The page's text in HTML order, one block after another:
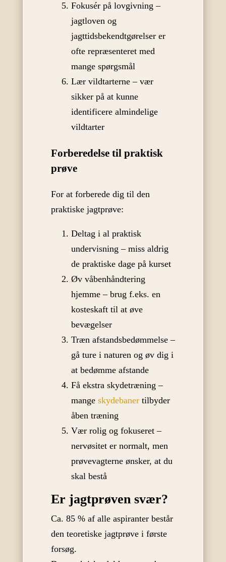
Fokusér på lovgivning –
jagtloven og
jagttidsbekendtgørelser er
ofte repræsenteret med
mange spørgsmål
Lær vildtarterne – vær
sikker på at kunne
identificere almindelige
vildtarter
Forberedelse til praktisk
prøve
For at forberede dig til den
praktiske jagtprøve:
Deltag i al praktisk
undervisning – miss aldrig
de praktiske dage på kurset
Øv våbenhåndtering
hjemme – brug f.eks. en
kosteskaft til at øve
bevægelser
Træn afstandsbedømmelse –
gå ture i naturen og øv dig i
at bedømme afstande
Få ekstra skydetræning –
mange skydebanertilbyder
åben træning
Vær rolig og fokuseret –
nervøsitet er normalt, men
prøvevagterne ønsker, at du
skal bestå
Er jagtprøven svær?
Ca. 85 % af alle aspiranter består
den teoretiske jagtprøve i første
forsøg.